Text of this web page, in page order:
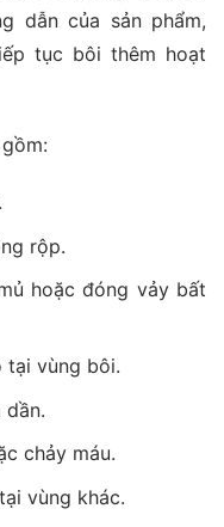
dẫn của sản phẩm,
tục bôi thêm hoạt
rộp.
hoặc đóng vảy bất
tại vùng bôi.
chảy máu.
vùng khác.